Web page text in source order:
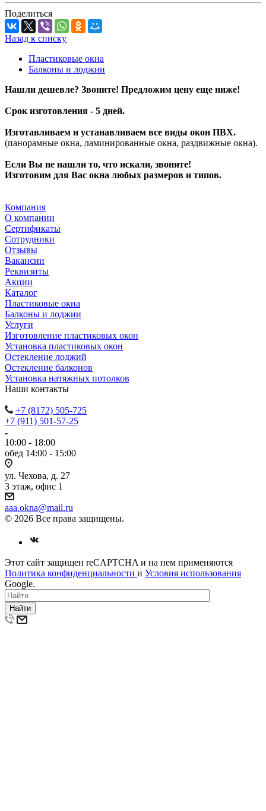
Поделиться
Назад к списку
Пластиковые окна
Балконы и лоджии
Нашли дешевле? Звоните! Предложим цену еще ниже!
Срок изготовления - 5 дней.
Изготавливаем и устанавливаем все виды окон ПВХ.
(панорамные окна, ламинированные окна, раздвижные окна).
Если Вы не нашли то, что искали, звоните!
Изготовим для Вас окна любых размеров и типов.
Компания
О компании
Сертификаты
Сотрудники
Отзывы
Вакансии
Реквизиты
Акции
Каталог
Пластиковые окна
Балконы и лоджии
Услуги
Изготовление пластиковых окон
Установка пластиковых окон
Остекление лоджий
Остекление балконов
Установка натяжных потолков
Наши контакты
+7 (8172) 505-725
+7 (911) 501-57-25
10:00 - 18:00
обед 14:00 - 15:00
ул. Чехова, д. 27
3 этаж, офис 1
aaa.okna@mail.ru
© 2026 Все права защищены.
Этот сайт защищен reCAPTCHA и на нем применяются
Политика конфиденциальности и Условия использования
Google.
Найти